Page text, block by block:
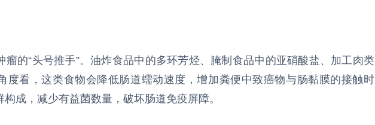
瘤的“头号推手”。油炸食品中的多环芳烃、腌制食品中的亚硝酸盐、加工肉类
度看，这类食物会降低肠道蠕动速度，增加粪便中致癌物与肠黏膜的接触时
成，减少有益菌数量，破坏肠道免疫屏障。